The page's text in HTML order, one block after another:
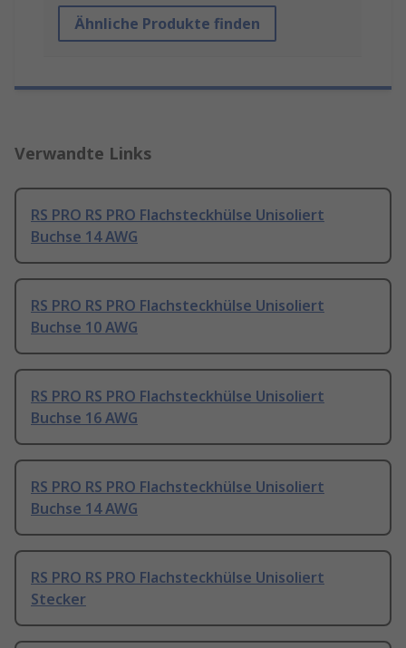
Ähnliche Produkte finden
Verwandte Links
RS PRO RS PRO Flachsteckhülse Unisoliert
Buchse 14 AWG
RS PRO RS PRO Flachsteckhülse Unisoliert
Buchse 10 AWG
RS PRO RS PRO Flachsteckhülse Unisoliert
Buchse 16 AWG
RS PRO RS PRO Flachsteckhülse Unisoliert
Buchse 14 AWG
RS PRO RS PRO Flachsteckhülse Unisoliert
Stecker